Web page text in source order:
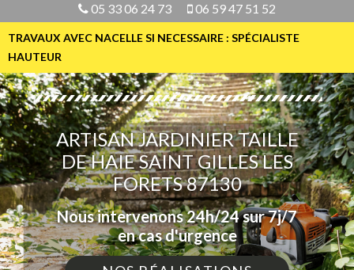
05 33 06 24 73 06 59 47 51 52
TRAVAUX AVEC NACELLE SI NECESSAIRE : SPÉCIALISTE
HAUTEUR
ARTISAN JARDINIER TAILLE
DE HAIE SAINT GILLES LES
FORETS 87130
Nous intervenons 24h/24 sur 7j/7
en cas d'urgence